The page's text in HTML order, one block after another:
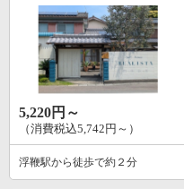
5,220円～
（消費税込5,742円～）
浮鞭駅から徒歩で約２分